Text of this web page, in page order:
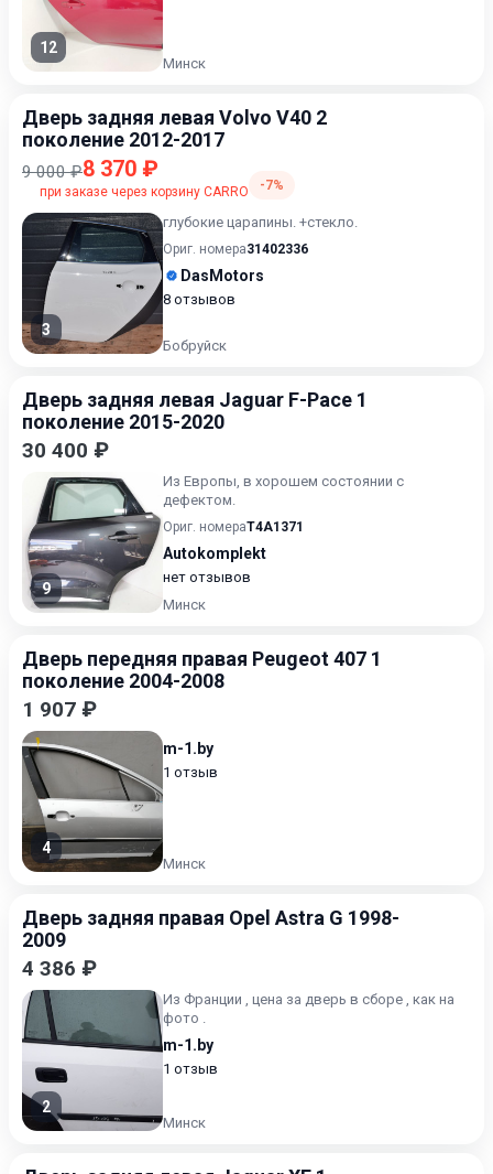
12
Минск
Дверь задняя левая Volvo V40 2
поколение 2012-2017
9 000 ₽8 370 ₽
при заказе через корзину CARRO -7%
3
глубокие царапины. +стекло.
Ориг. номера31402336
DasMotors
8 отзывов
Бобруйск
Дверь задняя левая Jaguar F-Pace 1
поколение 2015-2020
30 400 ₽
9
Из Европы, в хорошем состоянии с
дефектом.
Ориг. номераT4A1371
Autokomplekt
нет отзывов
Минск
Дверь передняя правая Peugeot 407 1
поколение 2004-2008
1 907 ₽
4
m-1.by
1 отзыв
Минск
Дверь задняя правая Opel Astra G 1998-
2009
4 386 ₽
2
Из Франции , цена за дверь в сборе , как на
фото .
m-1.by
1 отзыв
Минск